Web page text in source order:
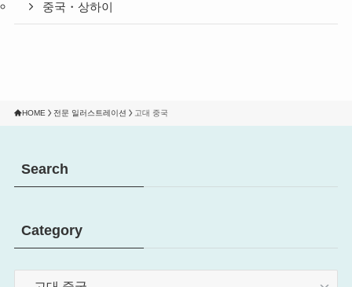
중국・상하이
HOME 전문 일러스트레이션 고대 중국
Search
Category
Category